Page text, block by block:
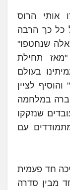
אותי הרוס
כל כך הרבה
שנחטפו"
תחילת
בעולם
לציין
במלחמה
שנזקקו
עם
חד פעמית
מבין סדרה